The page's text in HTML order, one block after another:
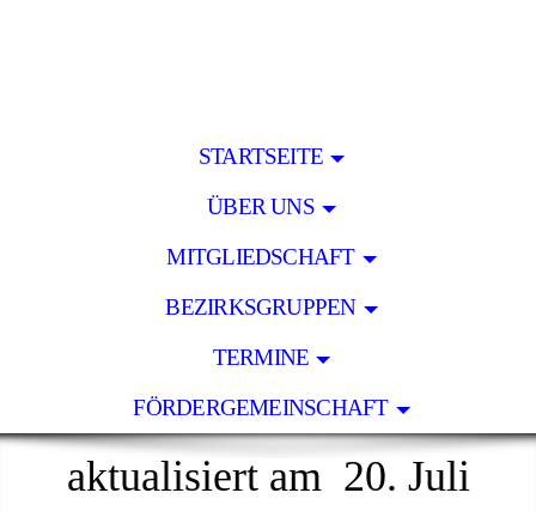
STARTSEITE
ÜBER UNS
MITGLIEDSCHAFT
BEZIRKSGRUPPEN
TERMINE
FÖRDERGEMEINSCHAFT
aktualisiert am 20. Juli